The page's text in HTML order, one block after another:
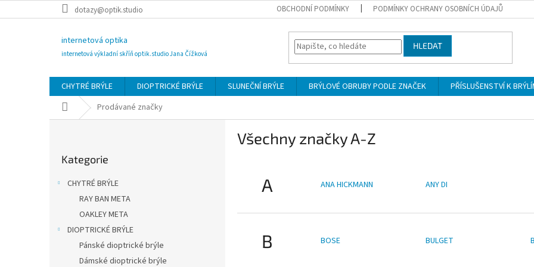
na
dotazy@optik.studio OBCHODNÍ PODMÍNKY PODMÍNKY OCHRANY OSOBNÍCH ÚDAJŮ
internetová optika
internetová výkladní skříň optik.studio Jana Čížková
HLEDAT
CHYTRÉ BRÝLE DIOPTRICKÉ BRÝLE SLUNEČNÍ BRÝLE BRÝLOVÉ OBRUBY PODLE ZNAČEK PŘÍSLUŠENSTVÍ K
Domů Prodávané značky
kategorie
Kategorie
CHYTRÉ BRÝLE
RAY BAN META
OAKLEY META
DIOPTRICKÉ BRÝLE
Pánské dioptrické brýle
Dámské dioptrické brýle
Všechny značky A-Z
A ANA HICKMANN ANY DI
B BOSE BULGET